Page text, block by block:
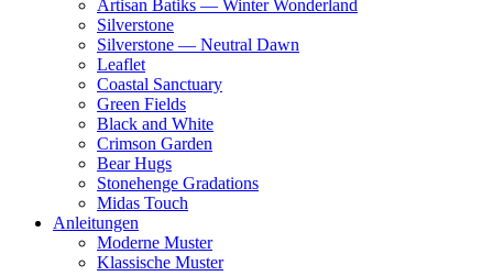
Artisan Batiks — Winter Wonderland
Silverstone
Silverstone — Neutral Dawn
Leaflet
Coastal Sanctuary
Green Fields
Black and White
Crimson Garden
Bear Hugs
Stonehenge Gradations
Midas Touch
Anleitungen
Moderne Muster
Klassische Muster